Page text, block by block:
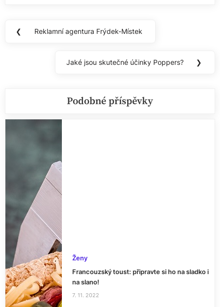
Navigace
❮
Previous
Reklamní agentura Frýdek-Místek
Next
Jaké jsou skutečné účinky Poppers? ❯
Podobné příspěvky
Ženy
Francouzský toust: připravte si ho na sladko i
na slano!
7. 11. 2022